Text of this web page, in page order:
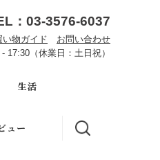
：03-3576-6037
い物ガイド
お問い合わせ
17:30（休業日：土日祝）
生活
ュー